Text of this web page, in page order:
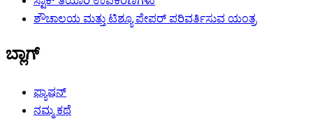
ಶೌಚಾಲಯ ಮತ್ತು ಟಿಶ್ಯೂ ಪೇಪರ್ ಪರಿವರ್ತಿಸುವ ಯಂತ್ರ
ಬ್ಲಾಗ್
ಫ್ಯಾಷನ್
ನಮ್ಮ ಕಥೆ